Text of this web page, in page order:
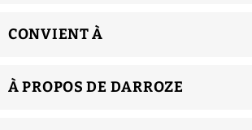
CONVIENT À
À PROPOS DE DARROZE